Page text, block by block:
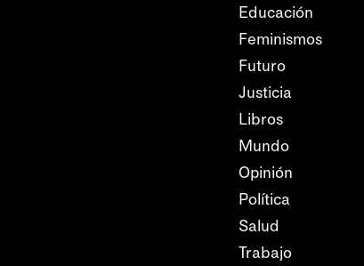
Educación
Feminismos
Futuro
Justicia
Libros
Mundo
Opinión
Política
Salud
Trabajo